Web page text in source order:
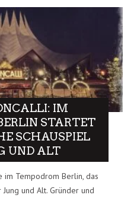
IM
STARTET
SCHAUSPIEL
UND ALT
im Tempodrom Berlin, das
und Alt. Gründer und